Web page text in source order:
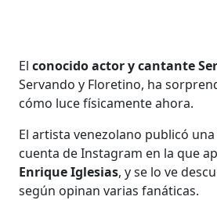
Elconocido actor y cantante
Servando y Floretino, ha
cómo luce físicamente ahora.
El artista venezolano publicó
cuenta de Instagram en la que
Enrique Iglesias, y se lo ve
según opinan varias fanáticas.